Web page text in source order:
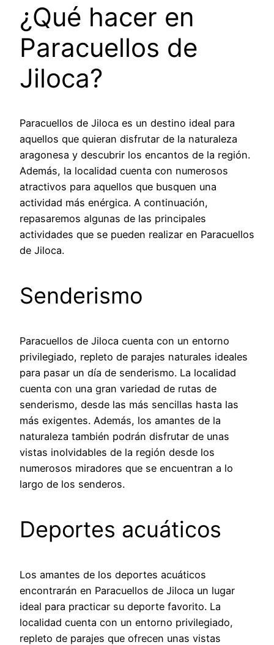
¿Qué hacer en
Paracuellos de
Jiloca?
Paracuellos de Jiloca es un destino ideal para
aquellos que quieran disfrutar de la naturaleza
aragonesa y descubrir los encantos de la región.
Además, la localidad cuenta con numerosos
atractivos para aquellos que busquen una
actividad más enérgica. A continuación,
repasaremos algunas de las principales
actividades que se pueden realizar en Paracuellos
de Jiloca.
Senderismo
Paracuellos de Jiloca cuenta con un entorno
privilegiado, repleto de parajes naturales ideales
para pasar un día de senderismo. La localidad
cuenta con una gran variedad de rutas de
senderismo, desde las más sencillas hasta las
más exigentes. Además, los amantes de la
naturaleza también podrán disfrutar de unas
vistas inolvidables de la región desde los
numerosos miradores que se encuentran a lo
largo de los senderos.
Deportes acuáticos
Los amantes de los deportes acuáticos
encontrarán en Paracuellos de Jiloca un lugar
ideal para practicar su deporte favorito. La
localidad cuenta con un entorno privilegiado,
repleto de parajes que ofrecen unas vistas